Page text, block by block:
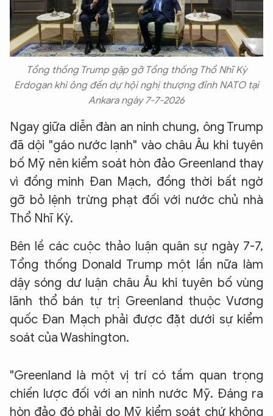
Tổng thống Trump gặp gỡ Tổng thống Thổ Nhĩ Kỳ
Erdogan khi ông đến dự hội nghị thượng đỉnh NATO tại
Ankara ngày 7-7-2026
Ngay giữa diễn đàn an ninh chung, ông Trump
đã dội "gáo nước lạnh" vào châu Âu khi tuyên
bố Mỹ nên kiểm soát hòn đảo Greenland thay
vì đồng minh Đan Mạch, đồng thời bất ngờ
gỡ bỏ lệnh trừng phạt đối với nước chủ nhà
Thổ Nhĩ Kỳ.
Bên lề các cuộc thảo luận quân sự ngày 7-7,
Tổng thống Donald Trump một lần nữa làm
dậy sóng dư luận châu Âu khi tuyên bố vùng
lãnh thổ bán tự trị Greenland thuộc Vương
quốc Đan Mạch phải được đặt dưới sự kiểm
soát của Washington.
"Greenland là một vị trí có tầm quan trọng
chiến lược đối với an ninh nước Mỹ. Đáng ra
hòn đảo đó phải do Mỹ kiểm soát chứ không